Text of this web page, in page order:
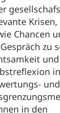
Chancen
zu
und
und
in den